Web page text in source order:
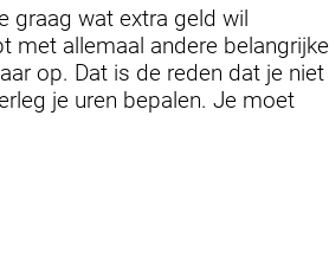
graag wat extra geld wil
met allemaal andere belangrijke
op. Dat is de reden dat je niet
je uren bepalen. Je moet